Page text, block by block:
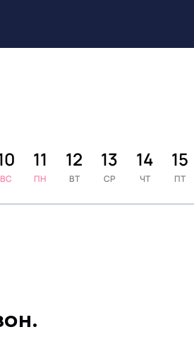
ВС
11
ПН
12
ВТ
13
СР
14
ЧТ
15
ПТ